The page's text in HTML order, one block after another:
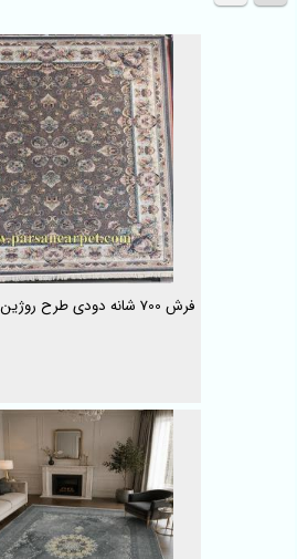
فرش 700 شانه دودی طرح روژین | کلکسیون گیلدا